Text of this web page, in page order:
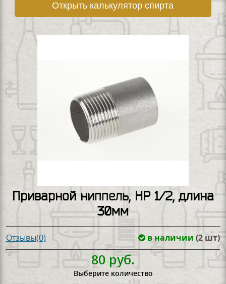
Открыть калькулятор спирта
Приварной ниппель, НР 1/2, длина
30мм
Отзывы(0) в наличии (2 шт)
80 руб.
Выберите количество